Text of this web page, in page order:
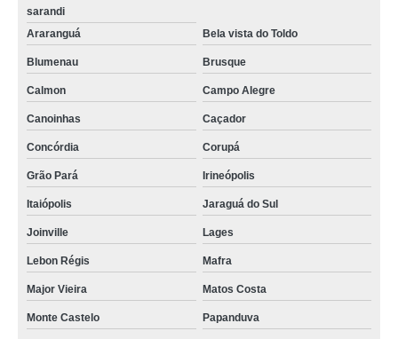
sarandi
Araranguá
Bela vista do Toldo
Blumenau Brusque
Calmon Campo Alegre
Canoinhas Caçador
Concórdia Corupá
Grão Pará Irineópolis
Itaiópolis Jaraguá do Sul
Joinville Lages
Lebon Régis Mafra
Major Vieira Matos Costa
Monte Castelo Papanduva